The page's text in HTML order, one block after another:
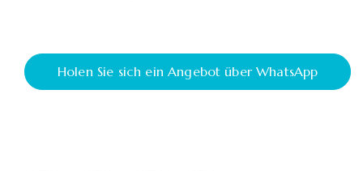
Holen Sie sich ein Angebot über WhatsApp